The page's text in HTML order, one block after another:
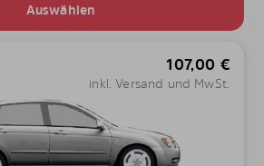
Auswählen
107,00 €
inkl. Versand und MwSt.